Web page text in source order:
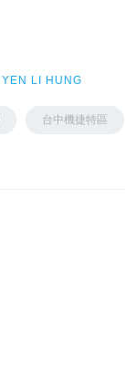
YEN LI HUNG
台中機捷特區